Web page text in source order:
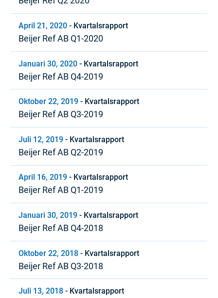
April 21, 2020 - Kvartalsrapport
Beijer Ref AB Q1-2020
Januari 30, 2020 - Kvartalsrapport
Beijer Ref AB Q4-2019
Oktober 22, 2019 - Kvartalsrapport
Beijer Ref AB Q3-2019
Juli 12, 2019 - Kvartalsrapport
Beijer Ref AB Q2-2019
April 16, 2019 - Kvartalsrapport
Beijer Ref AB Q1-2019
Januari 30, 2019 - Kvartalsrapport
Beijer Ref AB Q4-2018
Oktober 22, 2018 - Kvartalsrapport
Beijer Ref AB Q3-2018
Juli 13, 2018 - Kvartalsrapport